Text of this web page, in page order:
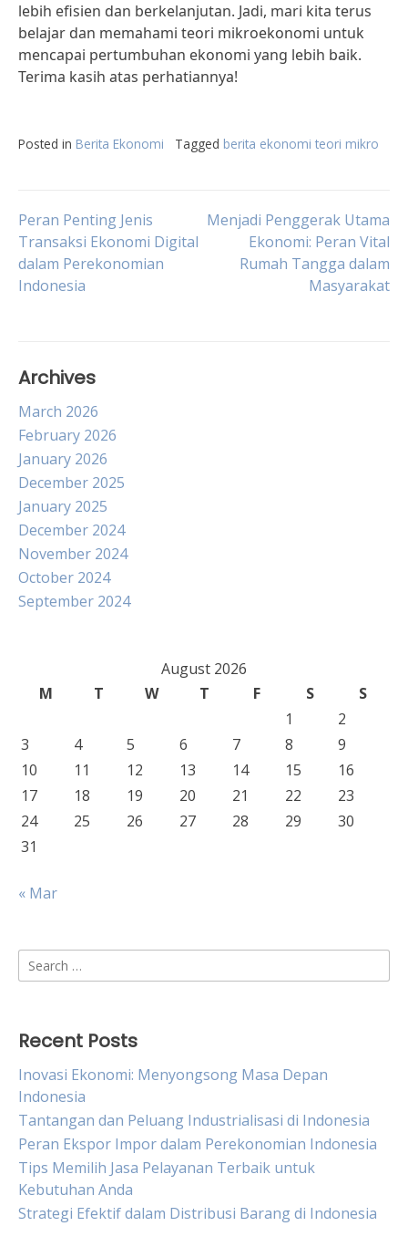
lebih efisien dan berkelanjutan. Jadi, mari kita terus
belajar dan memahami teori mikroekonomi untuk
mencapai pertumbuhan ekonomi yang lebih baik.
Terima kasih atas perhatiannya!
Posted in Berita Ekonomi Tagged berita ekonomi teori mikro
Post
navigation
Peran Penting Jenis
Transaksi Ekonomi Digital
dalam Perekonomian
Indonesia
Menjadi Penggerak Utama
Ekonomi: Peran Vital
Rumah Tangga dalam
Masyarakat
Archives
March 2026
February 2026
January 2026
December 2025
January 2025
December 2024
November 2024
October 2024
September 2024
August 2026
M
T W T F S
S
1
2
3
4 5 6 7 8
9
10
11 12 13 14 15
16
17
18 19 20 21 22
23
24
25 26 27 28 29
30
31
« Mar
Search
for:
Recent Posts
Inovasi Ekonomi: Menyongsong Masa Depan
Indonesia
Tantangan dan Peluang Industrialisasi di Indonesia
Peran Ekspor Impor dalam Perekonomian Indonesia
Tips Memilih Jasa Pelayanan Terbaik untuk
Kebutuhan Anda
Strategi Efektif dalam Distribusi Barang di Indonesia